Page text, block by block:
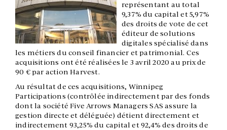
représentant au total
9,37% du capital et 5,97%
des droits de vote de cet
éditeur de solutions
digitales spécialisé dans
les métiers du conseil financier et patrimonial. Ces
acquisitions ont été réalisées le 3 avril 2020 au prix de
90 € par action Harvest.
Au résultat de ces acquisitions, Winnipeg
Participations (contrôlée indirectement par des fonds
dont la société Five Arrows Managers SAS assure la
gestion directe et déléguée) détient directement et
indirectement 93,25% du capital et 92,4% des droits de